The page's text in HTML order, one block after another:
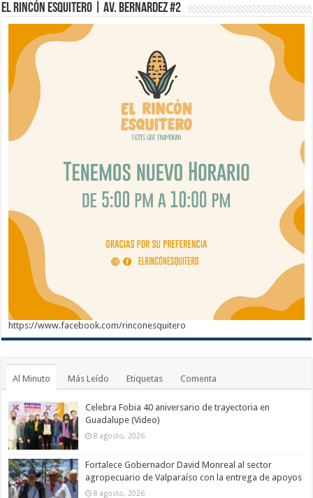
El Rincón Esquitero | Av. Bernardez #2
https://www.facebook.com/rinconesquitero
Al Minuto Más Leído Etiquetas Comenta
Celebra Fobia 40 aniversario de trayectoria en
Guadalupe (Video)
8 agosto, 2026
Fortalece Gobernador David Monreal al sector
agropecuario de Valparaíso con la entrega de apoyos
8 agosto, 2026